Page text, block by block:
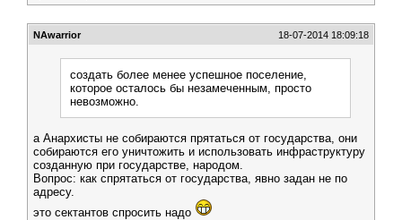
NAwarrior 18-07-2014 18:09:18
создать более менее успешное поселение,
которое осталось бы незамеченным, просто
невозможно.
а Анархисты не собираются прятаться от государства, они
собираются его уничтожить и использовать инфраструктуру
созданную при государстве, народом.
Вопрос: как спрятаться от государства, явно задан не по
адресу.
это сектантов спросить надо